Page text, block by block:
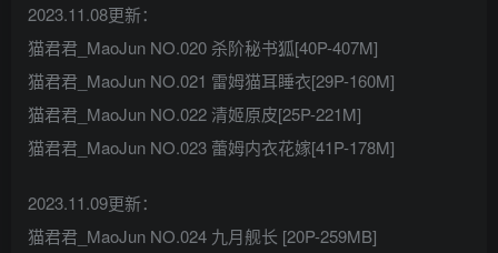
2023.11.08更新：
猫君君_MaoJun NO.020 杀阶秘书狐[40P-407M]
猫君君_MaoJun NO.021 雷姆猫耳睡衣[29P-160M]
猫君君_MaoJun NO.022 清姬原皮[25P-221M]
猫君君_MaoJun NO.023 蕾姆内衣花嫁[41P-178M]
2023.11.09更新：
猫君君_MaoJun NO.024 九月舰长 [20P-259MB]